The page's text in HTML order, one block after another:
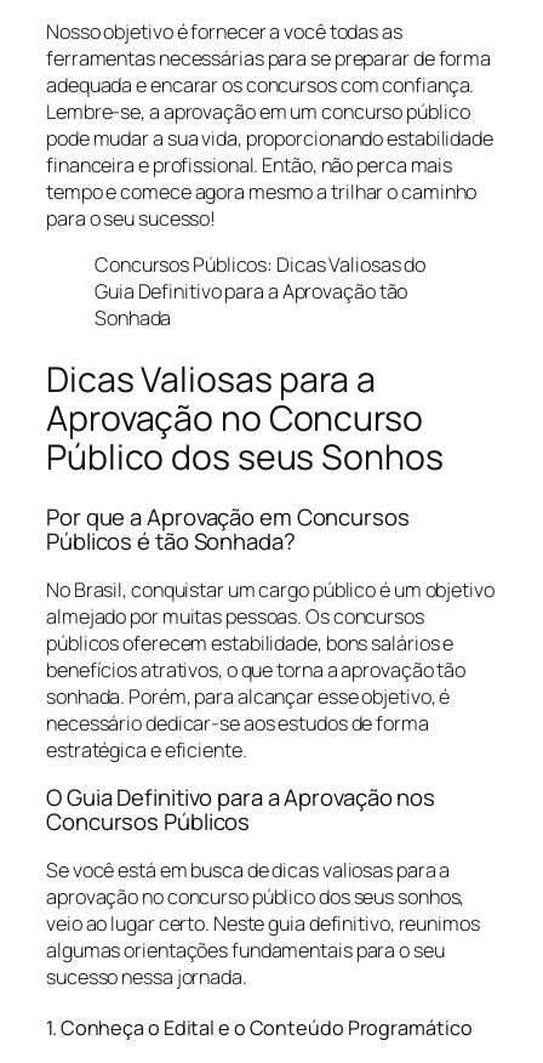
Nosso objetivo é fornecer a você todas as
ferramentas necessárias para se preparar de forma
adequada e encarar os concursos com confiança.
Lembre-se, a aprovação em um concurso público
pode mudar a sua vida, proporcionando estabilidade
financeira e profissional. Então, não perca mais
tempo e comece agora mesmo a trilhar o caminho
para o seu sucesso!
Concursos Públicos: Dicas Valiosas do
Guia Definitivo para a Aprovação tão
Sonhada
Dicas Valiosas para a
Aprovação no Concurso
Público dos seus Sonhos
Por que a Aprovação em Concursos
Públicos é tão Sonhada?
No Brasil, conquistar um cargo público é um objetivo
almejado por muitas pessoas. Os concursos
públicos oferecem estabilidade, bons salários e
benefícios atrativos, o que torna a aprovação tão
sonhada. Porém, para alcançar esse objetivo, é
necessário dedicar-se aos estudos de forma
estratégica e eficiente.
O Guia Definitivo para a Aprovação nos
Concursos Públicos
Se você está em busca de dicas valiosas para a
aprovação no concurso público dos seus sonhos,
veio ao lugar certo. Neste guia definitivo, reunimos
algumas orientações fundamentais para o seu
sucesso nessa jornada.
1. Conheça o Edital e o Conteúdo Programático